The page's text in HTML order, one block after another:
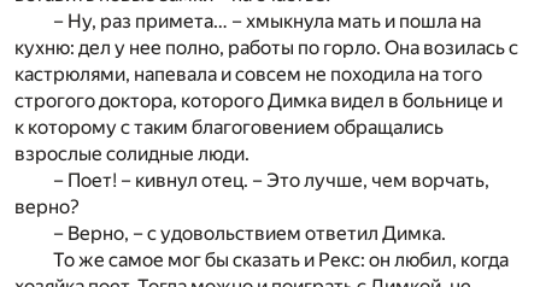
– Ну, раз примета… – хмыкнула мать и пошла на
кухню: дел у нее полно, работы по горло. Она возилась с
кастрюлями, напевала и совсем не походила на того
строгого доктора, которого Димка видел в больнице и
к которому с таким благоговением обращались
взрослые солидные люди.
– Поет! – кивнул отец. – Это лучше, чем ворчать,
верно?
– Верно, – с удовольствием ответил Димка.
То же самое мог бы сказать и Рекс: он любил, когда